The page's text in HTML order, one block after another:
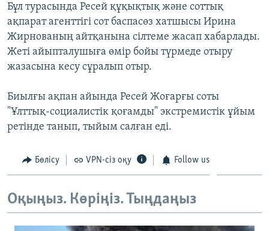
ЖАЗЫЛЫҢЫЗ
Бұл турасында Ресей құқықтық және соттық
ақпарат агенттігі сот баспасөз хатшысы Ирина
Жирнованың айтқанына сілтеме жасап хабарлады.
Жеті айыпталушыға өмір бойы түрмеде отыру
жазасына кесу сұралып отыр.
Биылғы ақпан айында Ресей Жоғарғы соты
"Ұлттық-социалистік қоғамды" экстремистік ұйым
ретінде танып, тыйым салған еді.
Бөлісу VPN-сіз оқу Follow us
Оқыңыз. Көріңіз. Тыңдаңыз